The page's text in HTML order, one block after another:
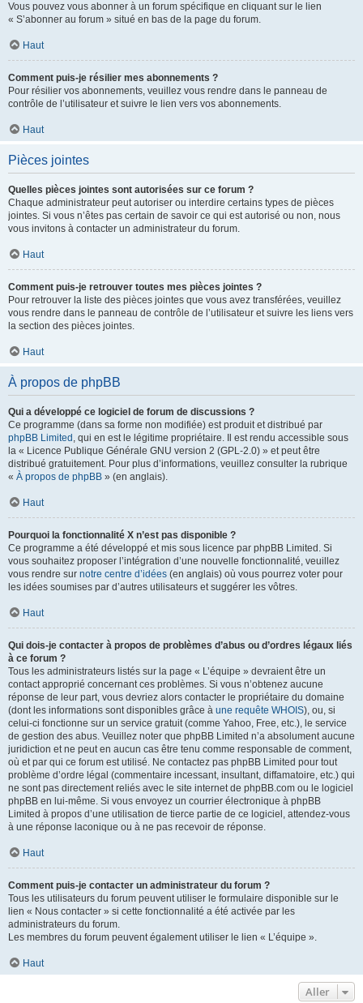
Vous pouvez vous abonner à un forum spécifique en cliquant sur le lien
« S’abonner au forum » situé en bas de la page du forum.
Haut
Comment puis-je résilier mes abonnements ?
Pour résilier vos abonnements, veuillez vous rendre dans le panneau de
contrôle de l’utilisateur et suivre le lien vers vos abonnements.
Haut
Pièces jointes
Quelles pièces jointes sont autorisées sur ce forum ?
Chaque administrateur peut autoriser ou interdire certains types de pièces
jointes. Si vous n’êtes pas certain de savoir ce qui est autorisé ou non, nous
vous invitons à contacter un administrateur du forum.
Haut
Comment puis-je retrouver toutes mes pièces jointes ?
Pour retrouver la liste des pièces jointes que vous avez transférées, veuillez
vous rendre dans le panneau de contrôle de l’utilisateur et suivre les liens vers
la section des pièces jointes.
Haut
À propos de phpBB
Qui a développé ce logiciel de forum de discussions ?
Ce programme (dans sa forme non modifiée) est produit et distribué par
phpBB Limited , qui en est le légitime propriétaire. Il est rendu accessible sous
la « Licence Publique Générale GNU version 2 (GPL-2.0) » et peut être
distribué gratuitement. Pour plus d’informations, veuillez consulter la rubrique
« À propos de phpBB » (en anglais).
Haut
Pourquoi la fonctionnalité X n’est pas disponible ?
Ce programme a été développé et mis sous licence par phpBB Limited. Si
vous souhaitez proposer l’intégration d’une nouvelle fonctionnalité, veuillez
vous rendre sur notre centre d’idées (en anglais) où vous pourrez voter pour
les idées soumises par d’autres utilisateurs et suggérer les vôtres.
Haut
Qui dois-je contacter à propos de problèmes d’abus ou d’ordres légaux liés
à ce forum ?
Tous les administrateurs listés sur la page « L’équipe » devraient être un
contact approprié concernant ces problèmes. Si vous n’obtenez aucune
réponse de leur part, vous devriez alors contacter le propriétaire du domaine
(dont les informations sont disponibles grâce à une requête WHOIS), ou, si
celui-ci fonctionne sur un service gratuit (comme Yahoo, Free, etc.), le service
de gestion des abus. Veuillez noter que phpBB Limited n’a absolument aucune
juridiction et ne peut en aucun cas être tenu comme responsable de comment,
où et par qui ce forum est utilisé. Ne contactez pas phpBB Limited pour tout
problème d’ordre légal (commentaire incessant, insultant, diffamatoire, etc.) qui
ne sont pas directement reliés avec le site internet de phpBB.com ou le logiciel
phpBB en lui-même. Si vous envoyez un courrier électronique à phpBB
Limited à propos d’une utilisation de tierce partie de ce logiciel, attendez-vous
à une réponse laconique ou à ne pas recevoir de réponse.
Haut
Comment puis-je contacter un administrateur du forum ?
Tous les utilisateurs du forum peuvent utiliser le formulaire disponible sur le
lien « Nous contacter » si cette fonctionnalité a été activée par les
administrateurs du forum.
Les membres du forum peuvent également utiliser le lien « L’équipe ».
Haut
Aller